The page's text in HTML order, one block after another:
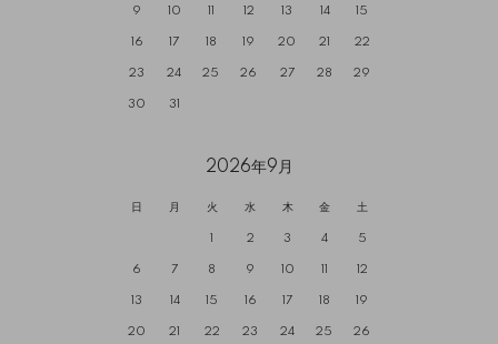
9 10 11 12 13 14 15
16 17 18 19 20 21 22
23 24 25 26 27 28 29
30 31
2026年9月
日 月 火 水 木 金 土
1 2 3 4 5
6 7 8 9 10 11 12
13 14 15 16 17 18 19
20 21 22 23 24 25 26